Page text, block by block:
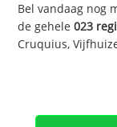
Bel vandaag nog
de gehele023
Cruquius,